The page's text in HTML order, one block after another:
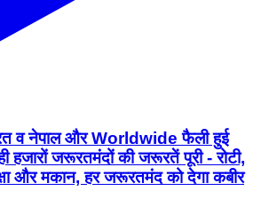
व नेपाल और Worldwide फैली हुई
हजारों जरूरतमंदों की जरूरतें पूरी - रोटी,
और मकान, हर जरूरतमंद को देगा कबीर